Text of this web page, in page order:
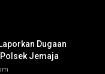
Dugaan
Jemaja